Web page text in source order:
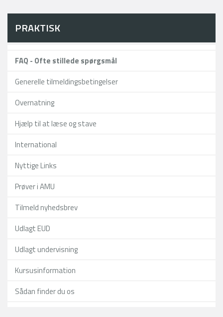
PRAKTISK
FAQ - Ofte stillede spørgsmål
Generelle tilmeldingsbetingelser
Overnatning
Hjælp til at læse og stave
International
Nyttige Links
Prøver i AMU
Tilmeld nyhedsbrev
Udlagt EUD
Udlagt undervisning
Kursusinformation
Sådan finder du os